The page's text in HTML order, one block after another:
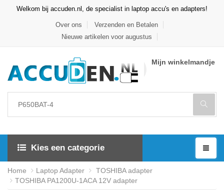
Welkom bij accuden.nl, de specialist in laptop accu's en adapters!
Over ons
Verzenden en Betalen
Nieuwe artikelen voor augustus
Mijn winkelmandje
Kies een categorie
Home Laptop Adapter
TOSHIBA adapter
TOSHIBA PA1200U-1ACA 12V adapter